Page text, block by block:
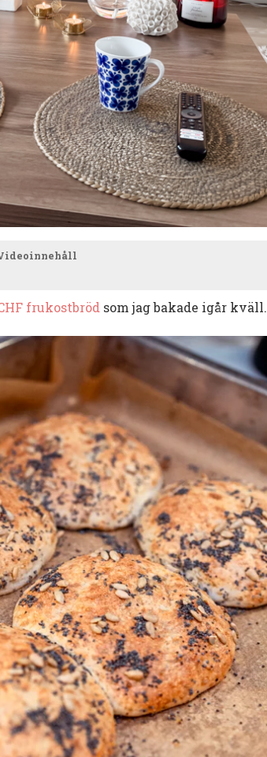
frukostbröd som jag bakade igår kväll.